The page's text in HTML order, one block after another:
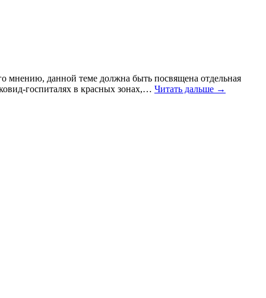
мнению, данной теме должна быть посвящена отдельная
госпиталях в красных зонах,… Читать дальше →